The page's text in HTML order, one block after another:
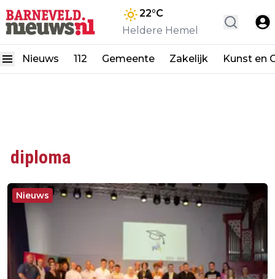
22°C
Heldere Hemel
Nieuws 112 Gemeente Zakelijk Kunst en
diploma
Nieuws